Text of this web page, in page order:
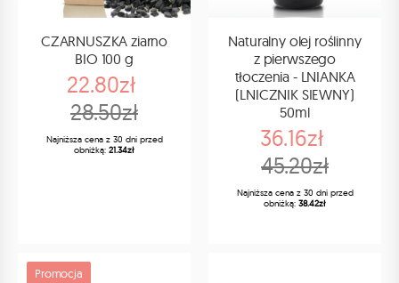
CZARNUSZKA ziarno
BIO 100 g
22.80zł
28.50zł
Najniższa cena z 30 dni przed
obniżką: 21.34zł
Naturalny olej roślinny
z pierwszego
tłoczenia - LNIANKA
(LNICZNIK SIEWNY)
50ml
36.16zł
45.20zł
Najniższa cena z 30 dni przed
obniżką: 38.42zł
Promocja